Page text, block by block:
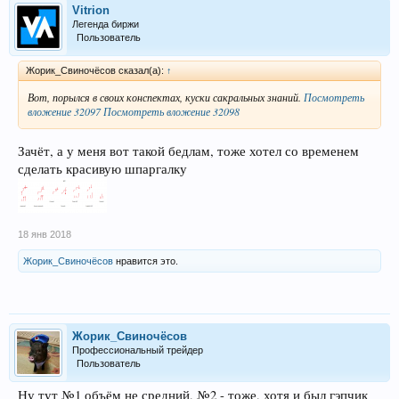
Vitrion
Легенда биржи
Пользователь
Жорик_Свиночёсов сказал(а): ↑
Вот, порылся в своих конспектах, куски сакральных знаний. Посмотреть
вложение 32097 Посмотреть вложение 32098
Зачёт, а у меня вот такой бедлам, тоже хотел со временем
сделать красивую шпаргалку
18 янв 2018
Жорик_Свиночёсов нравится это.
Жорик_Свиночёсов
Профессиональный трейдер
Пользователь
Ну тут №1 объём не средний, №2 - тоже, хотя и был гэпчик